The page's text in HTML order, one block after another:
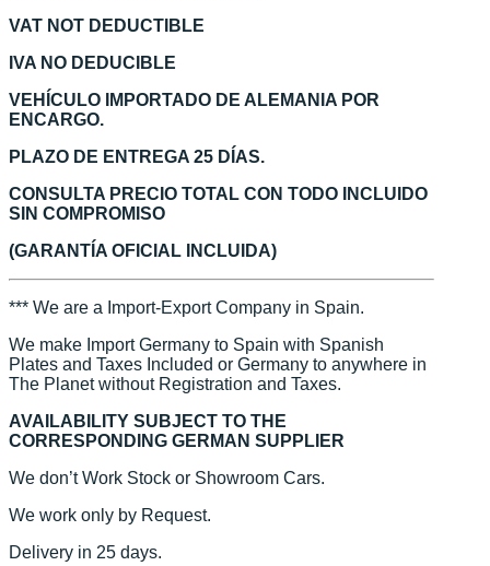
VAT NOT DEDUCTIBLE
IVA NO DEDUCIBLE
VEHÍCULO IMPORTADO DE ALEMANIA POR
ENCARGO.
PLAZO DE ENTREGA 25 DÍAS.
CONSULTA PRECIO TOTAL CON TODO INCLUIDO
SIN COMPROMISO
(GARANTÍA OFICIAL INCLUIDA)
*** We are a Import-Export Company in Spain.
We make Import Germany to Spain with Spanish
Plates and Taxes Included or Germany to anywhere in
The Planet without Registration and Taxes.
AVAILABILITY SUBJECT TO THE
CORRESPONDING GERMAN SUPPLIER
We don’t Work Stock or Showroom Cars.
We work only by Request.
Delivery in 25 days.